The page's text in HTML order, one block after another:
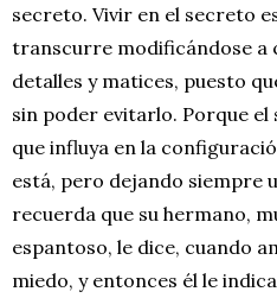
secreto. Vivir en el secreto
transcurre modificándose a
detalles y matices, puesto
sin poder evitarlo. Porque el
que influya en la
está, pero dejando siempre
recuerda que su hermano,
espantoso, le dice, cuando
miedo, y entonces él le